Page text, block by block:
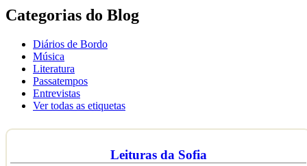
Categorias do Blog
Diários de Bordo
Música
Literatura
Passatempos
Entrevistas
Ver todas as etiquetas
Leituras da Sofia